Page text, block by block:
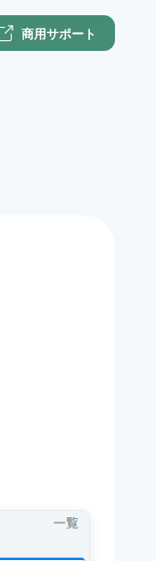
商用サポート